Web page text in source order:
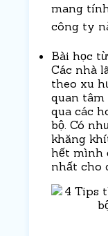
mang
công ty
Bài học
Các nhà
theo xu
quan
qua các
bộ. Có
khăng
hết mình
nhất cho